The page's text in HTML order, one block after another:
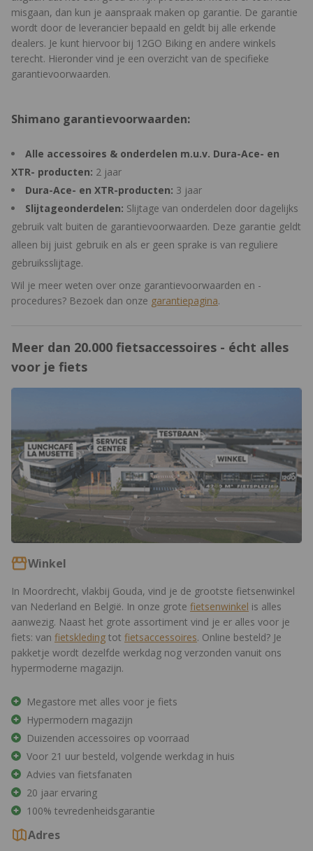
misgaan, dan kun je aanspraak maken op garantie. De garantie
wordt door de leverancier bepaald en geldt bij alle erkende
dealers. Je kunt hiervoor bij 12GO Biking en andere winkels
terecht. Hieronder vind je een overzicht van de specifieke
garantievoorwaarden.
Shimano garantievoorwaarden:
Alle accessoires & onderdelen m.u.v. Dura-Ace- en
XTR- producten: 2 jaar
Dura-Ace- en XTR-producten: 3 jaar
Slijtageonderdelen: Slijtage van onderdelen door dagelijks
gebruik valt buiten de garantievoorwaarden. Deze garantie geldt
alleen bij juist gebruik en als er geen sprake is van reguliere
gebruiksslijtage.
Wil je meer weten over onze garantievoorwaarden en -
procedures? Bezoek dan onze garantiepagina.
Meer dan 20.000 fietsaccessoires - écht alles
voor je fiets
https://www.12gobiking.nl/winkel
Winkel
In Moordrecht, vlakbij Gouda, vind je de grootste fietsenwinkel
van Nederland en België. In onze grote fietsenwinkel is alles
aanwezig. Naast het grote assortiment vind je er alles voor je
fiets: van fietskleding tot fietsaccessoires. Online besteld? Je
pakketje wordt dezelfde werkdag nog verzonden vanuit ons
hypermoderne magazijn.
Megastore met alles voor je fiets
Hypermodern magazijn
Duizenden accessoires op voorraad
Voor 21 uur besteld, volgende werkdag in huis
Advies van fietsfanaten
20 jaar ervaring
100% tevredenheidsgarantie
Adres